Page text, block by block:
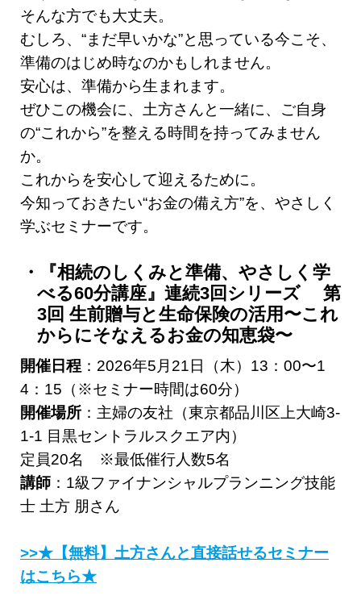
そんな方でも大丈夫。
むしろ、“まだ早いかな”と思っている今こそ、
準備のはじめ時なのかもしれません。
安心は、準備から生まれます。
ぜひこの機会に、土方さんと一緒に、ご自身
の“これから”を整える時間を持ってみません
か。
これからを安心して迎えるために。
今知っておきたい“お金の備え方”を、やさしく
学ぶセミナーです。
『相続のしくみと準備、やさしく学
べる60分講座』連続3回シリーズ 第
3回 生前贈与と生命保険の活用〜これ
からにそなえるお金の知恵袋〜
開催日程 ：2026年5月21日（木）13：00〜1
4：15（※セミナー時間は60分）
開催場所 ：主婦の友社（東京都品川区上大崎3-
1-1 目黒セントラルスクエア内）
定員20名 ※最低催行人数5名
講師 ：1級ファイナンシャルプランニング技能
士 土方 朋さん
>>★【無料】土方さんと直接話せるセミナー
はこちら★